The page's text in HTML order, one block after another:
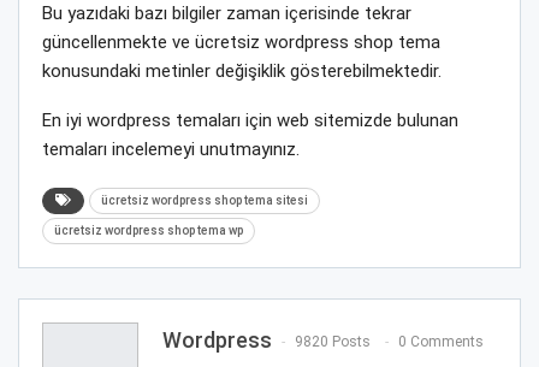
Bu yazıdaki bazı bilgiler zaman içerisinde tekrar
güncellenmekte ve ücretsiz wordpress shop tema
konusundaki metinler değişiklik gösterebilmektedir.
En iyi wordpress temaları için web sitemizde bulunan
temaları incelemeyi unutmayınız.
ücretsiz wordpress shop tema sitesi
ücretsiz wordpress shop tema wp
Wordpress 9820 Posts 0 Comments